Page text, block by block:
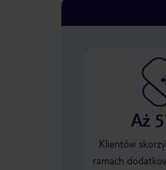
Aż
Klientów
ramach